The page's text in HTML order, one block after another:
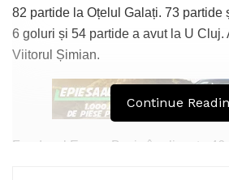
82 partide la Oțelul Galați. 73 partide
6 goluri și 54 partide a avut la U Cluj.
Viitorul Șimian.
Fundașul Eugen Baciu împlinește 46
Continue